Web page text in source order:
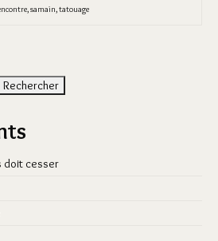
,samain,tatouage
Rechercher
doit cesser